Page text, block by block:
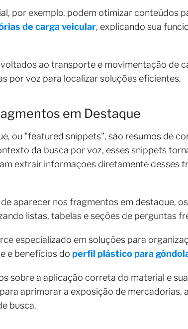
por exemplo, podem otimizar conteúdos
de carga veicular, explicando sua
ao transporte e movimentação de
por voz para localizar soluções eficientes.
em Destaque
ou "featured snippets", são resumos de
da busca por voz, esses snippets
extrair informações diretamente desses
aparecer nos fragmentos em destaque,
listas, tabelas e seções de perguntas
especializado em soluções para
e benefícios do perfil plástico para
sobre a aplicação correta do material e
aprimorar a exposição de mercadorias,
busca.